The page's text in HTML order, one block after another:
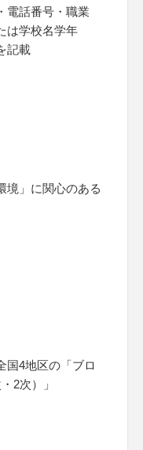
電話番号・職業
は学校名学年
記載
境」に関心のある
国4地区の「ブロ
2次）」